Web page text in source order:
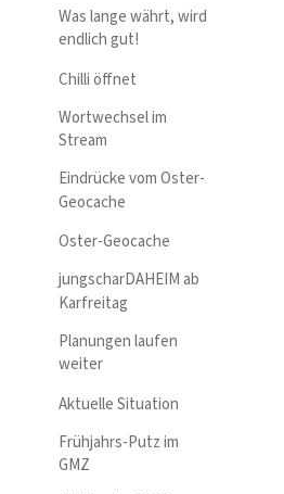
Was lange währt, wird
endlich gut!
Chilli öffnet
Wortwechsel im
Stream
Eindrücke vom Oster-
Geocache
Oster-Geocache
jungscharDAHEIM ab
Karfreitag
Planungen laufen
weiter
Aktuelle Situation
Frühjahrs-Putz im
GMZ